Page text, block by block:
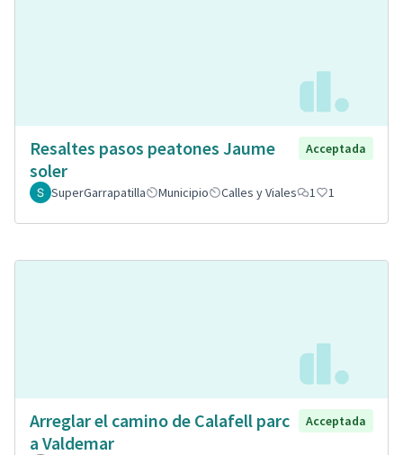
Resaltes pasos peatones Jaume
soler
Acceptada
SuperGarrapatilla Municipio Calles y Viales 1 1
Arreglar el camino de Calafell parc
a Valdemar
Acceptada